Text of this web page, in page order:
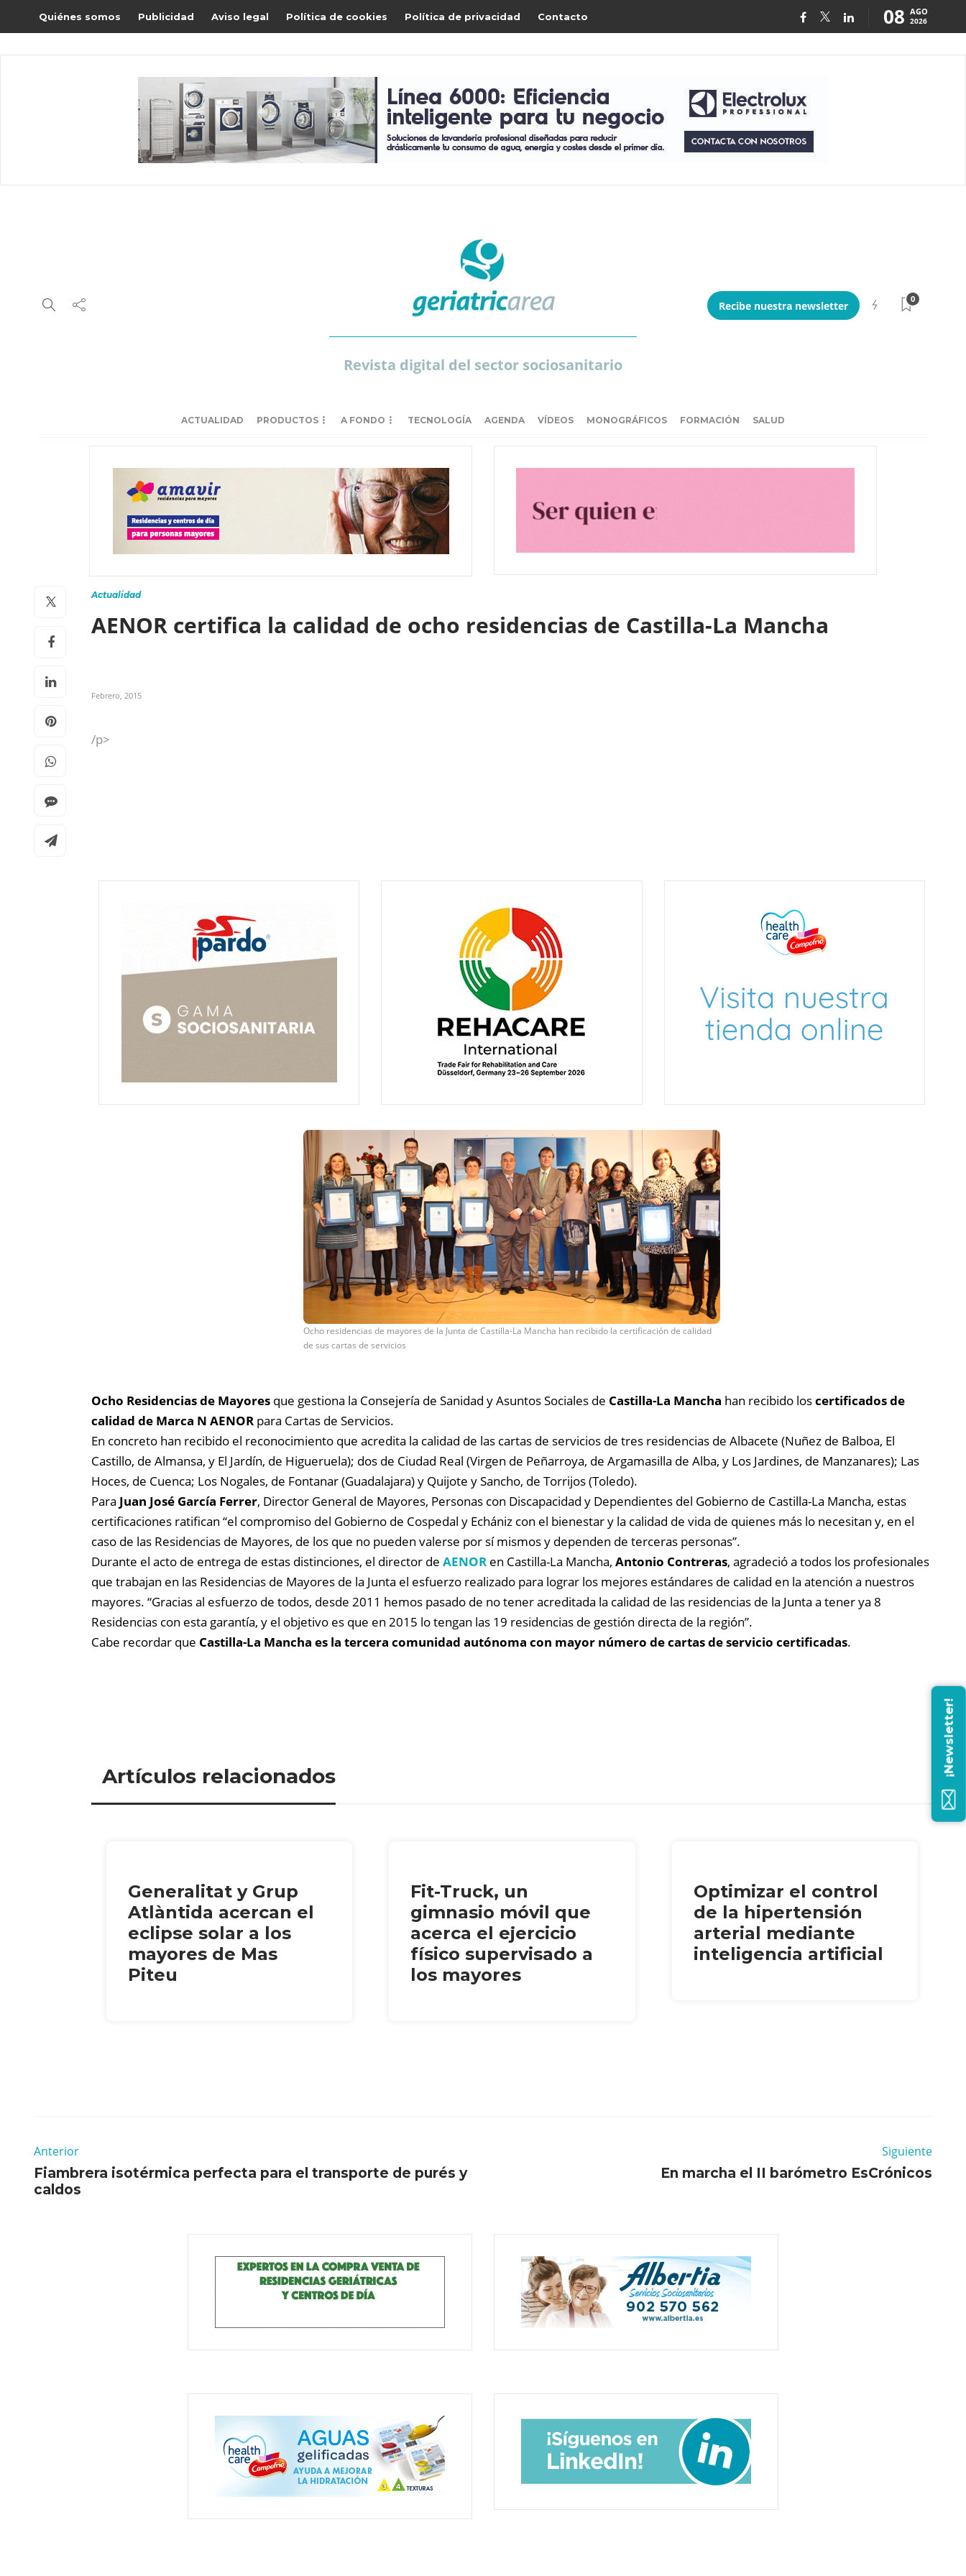
Quiénes somos Publicidad Aviso legal Política de cookies Política de privacidad Contacto 08 AGO
2026
Revista digital del sector sociosanitario
Recibe nuestra newsletter
0
ACTUALIDAD PRODUCTOS A FONDO TECNOLOGÍA AGENDA VÍDEOS MONOGRÁFICOS FORMACIÓN SALUD
Actualidad
AENOR certifica la calidad de ocho residencias de Castilla-La Mancha
Febrero, 2015
/p>
Ocho residencias de mayores de la Junta de Castilla-La Mancha han recibido la certificación de calidad
de sus cartas de servicios
Ocho Residencias de Mayores que gestiona la Consejería de Sanidad y Asuntos Sociales de Castilla-La Mancha han recibido loscertificados de
calidad de Marca N AENOR para Cartas de Servicios.
En concreto han recibido el reconocimiento que acredita la calidad de las cartas de servicios de tres residencias de Albacete (Nuñez de Balboa, El
Castillo, de Almansa, y El Jardín, de Higueruela); dos de Ciudad Real (Virgen de Peñarroya, de Argamasilla de Alba, y Los Jardines, de Manzanares); Las
Hoces, de Cuenca; Los Nogales, de Fontanar (Guadalajara) y Quijote y Sancho, de Torrijos (Toledo).
Para Juan José García Ferrer, Director General de Mayores, Personas con Discapacidad y Dependientes del Gobierno de Castilla-La Mancha, estas
certificaciones ratifican “el compromiso del Gobierno de Cospedal y Echániz con el bienestar y la calidad de vida de quienes más lo necesitan y, en el
caso de las Residencias de Mayores, de los que no pueden valerse por sí mismos y dependen de terceras personas”.
Durante el acto de entrega de estas distinciones, el director de AENOR en Castilla-La Mancha, Antonio Contreras, agradeció a todos los profesionales
que trabajan en las Residencias de Mayores de la Junta el esfuerzo realizado para lograr los mejores estándares de calidad en la atención a nuestros
mayores. “Gracias al esfuerzo de todos, desde 2011 hemos pasado de no tener acreditada la calidad de las residencias de la Junta a tener ya 8
Residencias con esta garantía, y el objetivo es que en 2015 lo tengan las 19 residencias de gestión directa de la región”.
Cabe recordar que Castilla-La Mancha es la tercera comunidad autónoma con mayor número de cartas de servicio certificadas.
Artículos relacionados
Generalitat y Grup
Atlàntida acercan el
eclipse solar a los
mayores de Mas
Piteu
Fit-Truck, un
gimnasio móvil que
acerca el ejercicio
físico supervisado a
los mayores
Optimizar el control
de la hipertensión
arterial mediante
inteligencia artificial
Anterior
Fiambrera isotérmica perfecta para el transporte de purés y
caldos
Siguiente
En marcha el II barómetro EsCrónicos
¡Newsletter!